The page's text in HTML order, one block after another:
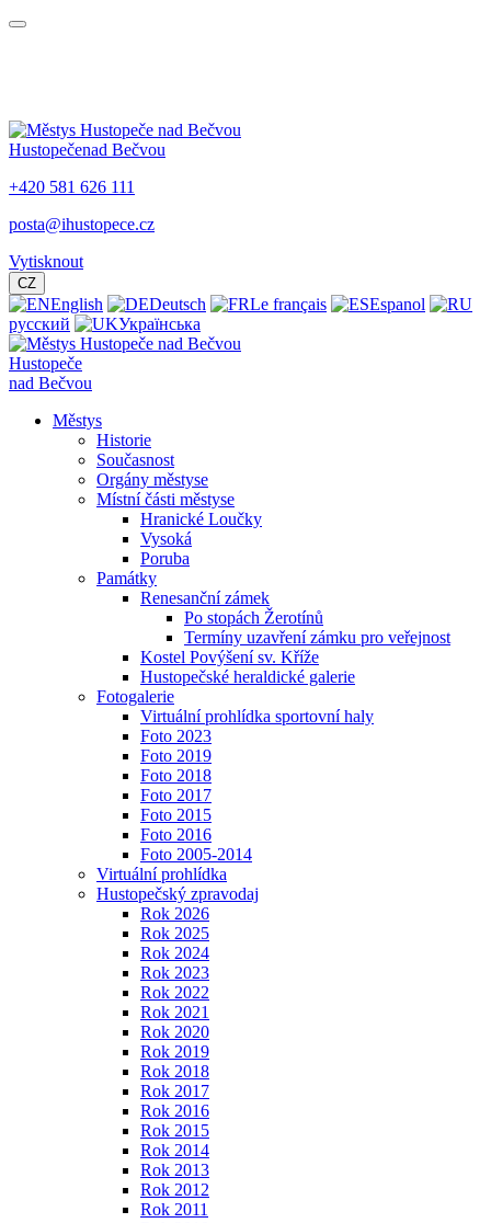
Hustopečenad Bečvou
+420 581 626 111
posta@ihustopece.cz
Vytisknout
CZ
English Deutsch Le français
Espanol
русский
Українська
Hustopeče
nad Bečvou
Městys
Historie
Současnost
Orgány městyse
Místní části městyse
Hranické Loučky
Vysoká
Poruba
Památky
Renesanční zámek
Po stopách Žerotínů
Termíny uzavření zámku pro veřejnost
Kostel Povýšení sv. Kříže
Hustopečské heraldické galerie
Fotogalerie
Virtuální prohlídka sportovní haly
Foto 2023
Foto 2019
Foto 2018
Foto 2017
Foto 2015
Foto 2016
Foto 2005-2014
Virtuální prohlídka
Hustopečský zpravodaj
Rok 2026
Rok 2025
Rok 2024
Rok 2023
Rok 2022
Rok 2021
Rok 2020
Rok 2019
Rok 2018
Rok 2017
Rok 2016
Rok 2015
Rok 2014
Rok 2013
Rok 2012
Rok 2011